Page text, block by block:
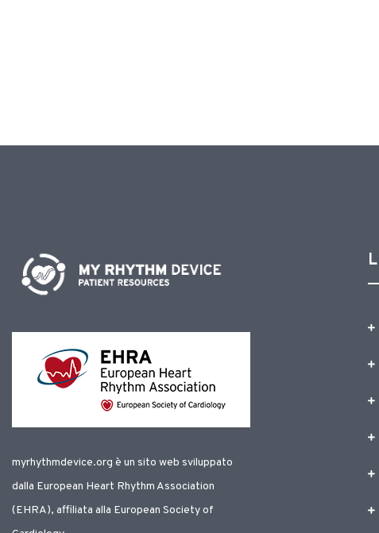
myrhythmdevice.org è un sito web sviluppato
dalla European Heart Rhythm Association
(EHRA), affiliata alla European Society of